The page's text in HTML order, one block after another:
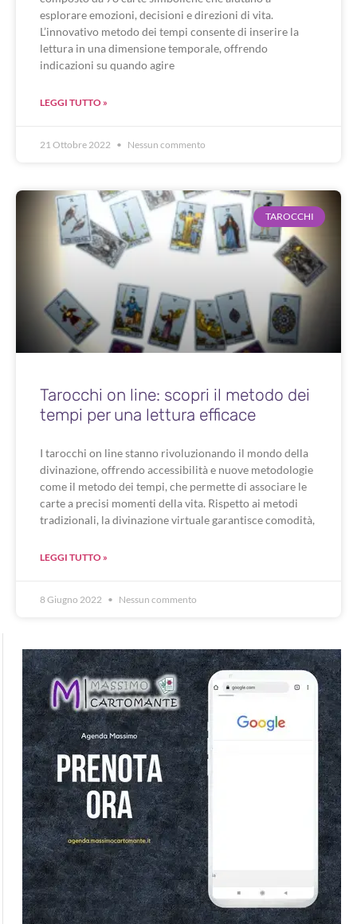
esplorare emozioni, decisioni e direzioni di vita.
L’innovativo metodo dei tempi consente di inserire la
lettura in una dimensione temporale, offrendo
indicazioni su quando agire
LEGGI TUTTO »
21 Ottobre 2022 Nessun commento
TAROCCHI
Tarocchi on line: scopri il metodo dei
tempi per una lettura efficace
I tarocchi on line stanno rivoluzionando il mondo della
divinazione, offrendo accessibilità e nuove metodologie
come il metodo dei tempi, che permette di associare le
carte a precisi momenti della vita. Rispetto ai metodi
tradizionali, la divinazione virtuale garantisce comodità,
LEGGI TUTTO »
8 Giugno 2022 Nessun commento